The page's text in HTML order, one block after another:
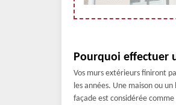
Pourquoi effectuer
Vos murs extérieurs finiront
les années. Une maison ou
façade est considérée